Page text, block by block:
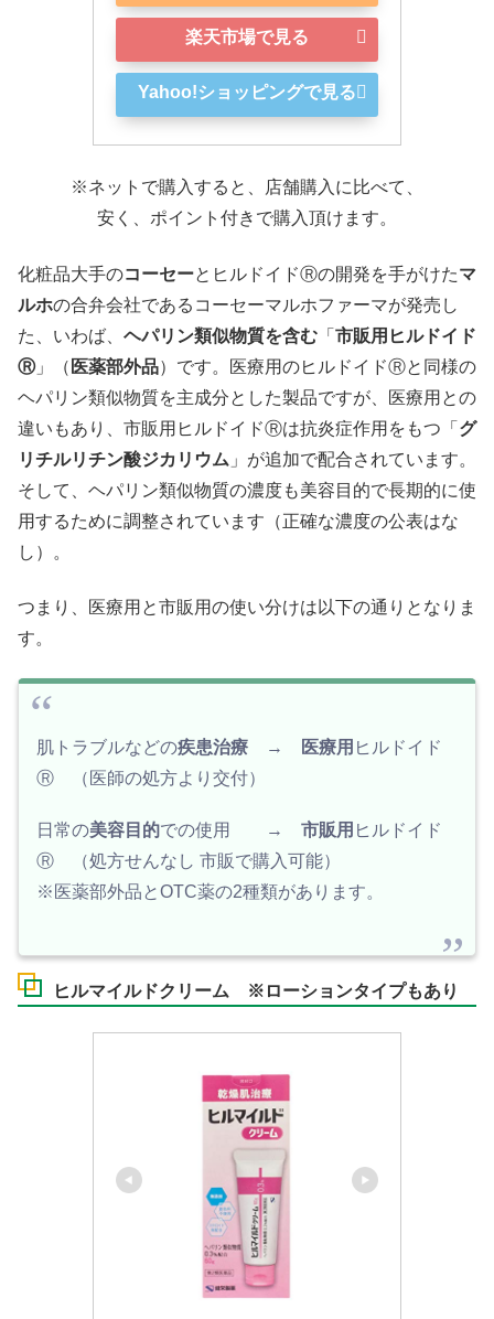
楽天市場で見る
Yahoo!ショッピングで見る
※ネットで購入すると、店舗購入に比べて、
安く、ポイント付きで購入頂けます。
化粧品大手のコーセーとヒルドイドⓇの開発を手がけたマ
ルホの合弁会社であるコーセーマルホファーマが発売し
た、いわば、 ヘパリン類似物質を含む 「 市販用ヒルドイド
Ⓡ」（ 医薬部外品）です。医療用のヒルドイドⓇと同様の
ヘパリン類似物質を主成分とした製品ですが、医療用との
違いもあり、市販用ヒルドイドⓇは抗炎症作用をもつ「 グ
リチルリチン酸ジカリウム 」が追加で配合されています。
そして、ヘパリン類似物質の濃度も美容目的で長期的に使
用するために調整されています（正確な濃度の公表はな
し）。
つまり、医療用と市販用の使い分けは以下の通りとなりま
す。
肌トラブルなどの疾患治療 → 医療用 ヒルドイド
Ⓡ （医師の処方より交付）
日常の美容目的での使用 → 市販用 ヒルドイド
Ⓡ （処方せんなし 市販で購入可能）
※医薬部外品とOTC薬の2種類があります。
ヒルマイルドクリーム ※ローションタイプもあり